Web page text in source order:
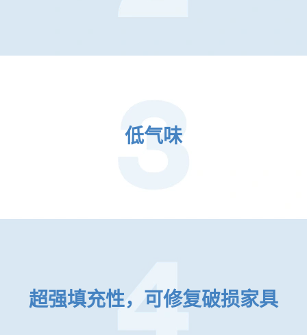
低气味
超强填充性，可修复破损家具